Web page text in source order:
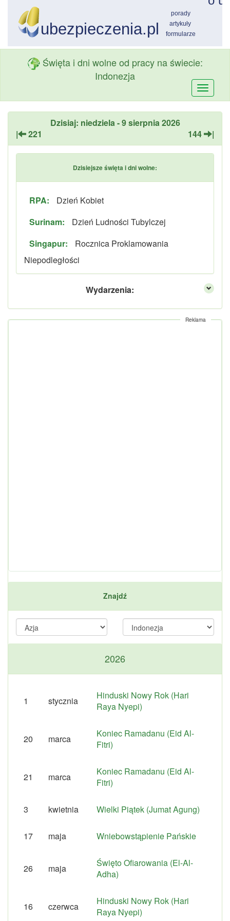
Święta i dni wolne od pracy na świecie:
Indonezja
Dzisiaj: niedziela - 9 sierpnia 2026
|
221 144 |
Dzisiejsze święta i dni wolne:
RPA:
Dzień Kobiet
Surinam:
Dzień Ludności Tubylczej
Singapur:
Rocznica Proklamowania
Niepodległości
Wydarzenia:
Reklama
Znajdź
2026
1 stycznia
Hinduski Nowy Rok (Hari
Raya Nyepi)
20 marca
Koniec Ramadanu (Eid Al-
Fitri)
21 marca
Koniec Ramadanu (Eid Al-
Fitri)
3 kwietnia Wielki Piątek (Jumat Agung)
17 maja Wniebowstąpienie Pańskie
26 maja
Święto Ofiarowania (El-Al-
Adha)
16 czerwca
Hinduski Nowy Rok (Hari
Raya Nyepi)